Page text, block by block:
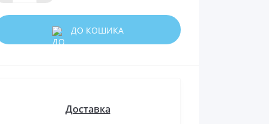
ДО КОШИКА
Доставка